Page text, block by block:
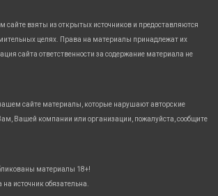
сайте взяты из открытых источников и предоставляются
целях. Права на материалы принадлежат их
сайта ответственности за содержание материала не
сайте материалы, которые нарушают авторские
Вашей компании или организации, пожалуйста, сообщите
материалы 18+!
источник обязательна.